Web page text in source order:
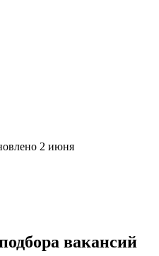
2 июня
вакансий